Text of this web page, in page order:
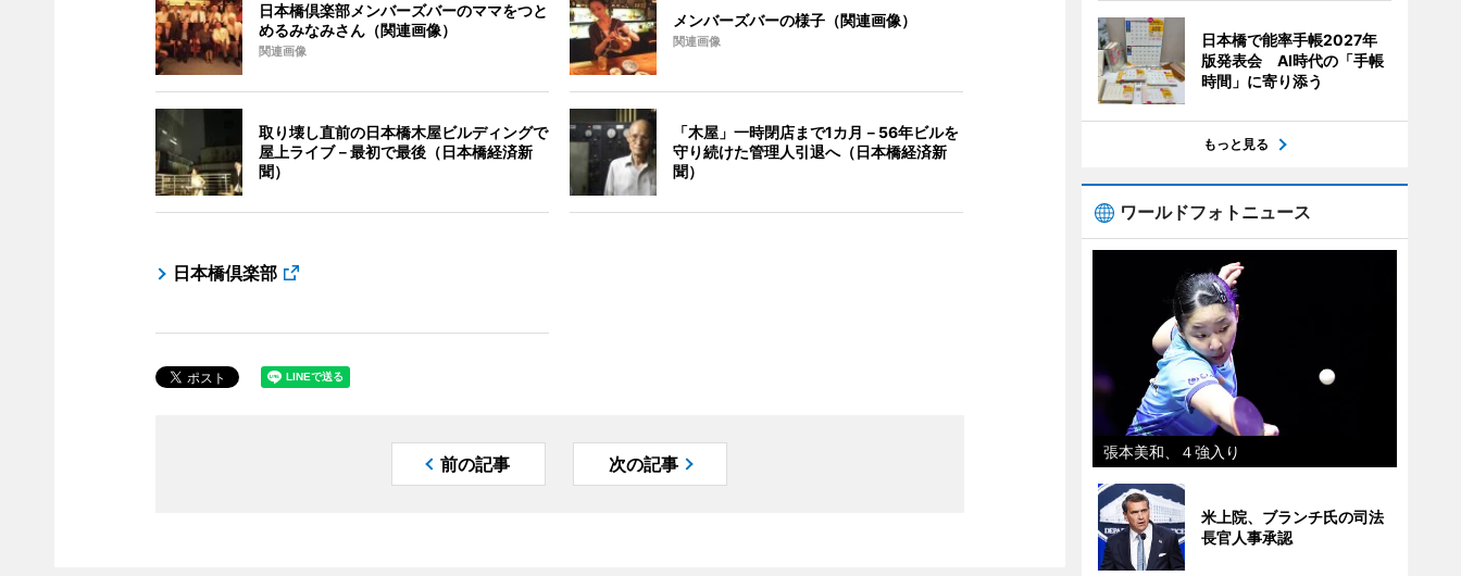
日本橋倶楽部メンバーズバーのママをつと
めるみなみさん（関連画像）
関連画像
メンバーズバーの様子（関連画像）
関連画像
取り壊し直前の日本橋木屋ビルディングで
屋上ライブ－最初で最後（日本橋経済新
聞）
「木屋」一時閉店まで1カ月－56年ビルを
守り続けた管理人引退へ（日本橋経済新
聞）
日本橋倶楽部
前の記事 次の記事
日本橋で能率手帳2027年
版発表会 AI時代の「手帳
時間」に寄り添う
もっと見る
ワールドフォトニュース
張本美和、４強入り
米上院、ブランチ氏の司法
長官人事承認